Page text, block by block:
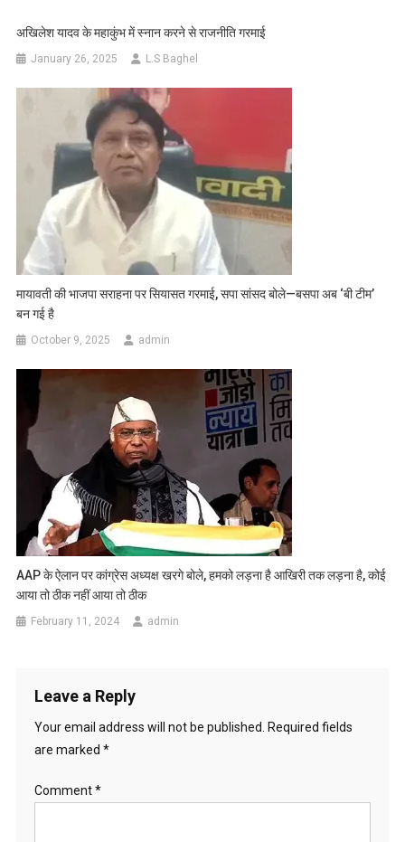
अखिलेश यादव के महाकुंभ में स्नान करने से राजनीति गरमाई
January 26, 2025 L.S Baghel
मायावती की भाजपा सराहना पर सियासत गरमाई, सपा सांसद बोले—बसपा अब ‘बी टीम’
बन गई है
October 9, 2025 admin
AAP के ऐलान पर कांग्रेस अध्‍यक्ष खरगे बोले, हमको लड़ना है आखिरी तक लड़ना है, कोई
आया तो ठीक नहीं आया तो ठीक
February 11, 2024 admin
Leave a Reply
Your email address will not be published. Required fields
are marked *
Comment*